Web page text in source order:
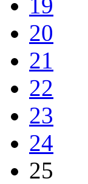
20
21
22
23
24
25